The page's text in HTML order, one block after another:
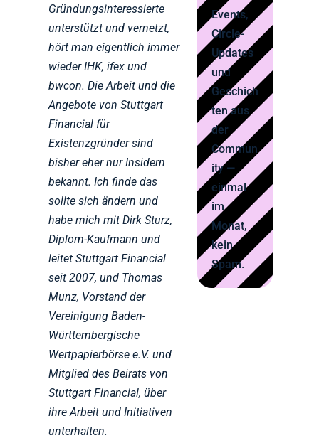
Gründungsinteressierte
unterstützt und vernetzt,
hört man eigentlich immer
wieder IHK, ifex und
bwcon. Die Arbeit und die
Angebote von Stuttgart
Financial für
Existenzgründer sind
bisher eher nur Insidern
bekannt. Ich finde das
sollte sich ändern und
habe mich mit Dirk Sturz,
Diplom-Kaufmann und
leitet Stuttgart Financial
seit 2007, und Thomas
Munz, Vorstand der
Vereinigung Baden-
Württembergische
Wertpapierbörse e.V. und
Mitglied des Beirats von
Stuttgart Financial, über
ihre Arbeit und Initiativen
unterhalten.
Events,
Circle-
Updates
und
Geschich
ten aus
der
Commun
ity —
einmal
im
Monat,
kein
Spam.